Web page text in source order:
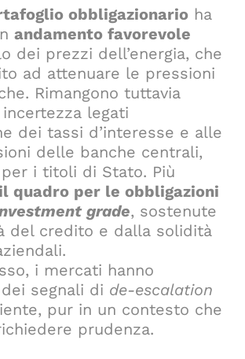
obbligazionario ha
andamento favorevole
dei prezzi dell’energia, che
ad attenuare le pressioni
Rimangono tuttavia
legati
dei tassi d’interesse e alle
delle banche centrali,
i titoli di Stato. Più
quadro per le obbligazioni
grade, sostenute
del credito e dalla solidità
i mercati hanno
segnali di de-escalation
pur in un contesto che
prudenza.